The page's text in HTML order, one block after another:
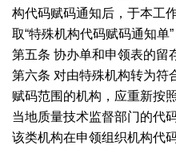
构代码赋码通知后，于本工
取“特殊机构代码赋码通知单”
第五条 协办单和申领表的留
第六条 对由特殊机构转为符
赋码范围的机构，应重新按
当地质量技术监督部门的代
该类机构在申领组织机构代